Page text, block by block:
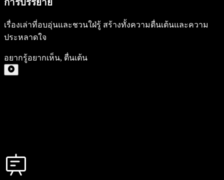
เรื่องเล่าที่อบอุ่นและชวนใฝ่รู้ สร้างทั้งความตื่นเต้นและความ
ประหลาดใจ
อยากรู้อยากเห็น, ตื่นเต้น